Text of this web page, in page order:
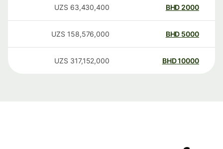
2000
BHD
63,430,400
UZS
5000
BHD
158,576,000
UZS
10000
BHD
317,152,000
UZS